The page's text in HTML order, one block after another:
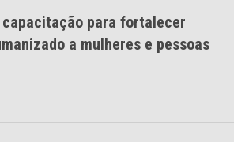
capacitação para fortalecer
a mulheres e pessoas